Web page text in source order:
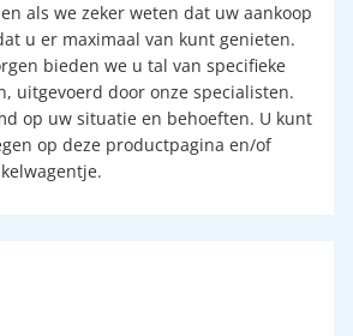
als we zeker weten dat uw aankoop
u er maximaal van kunt genieten.
bieden we u tal van specifieke
uitgevoerd door onze specialisten.
op uw situatie en behoeften. U kunt
op deze productpagina en/of